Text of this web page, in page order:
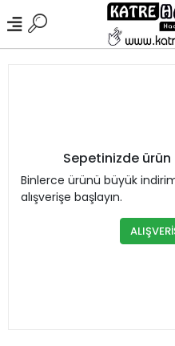
Sepetinizde
Binlerce ürünü büyük
alışverişe başlayın.